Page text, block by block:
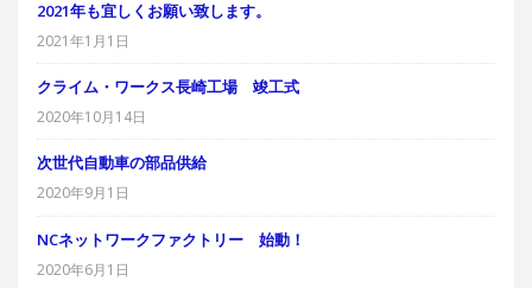
2021年も宜しくお願い致します。
2021年1月1日
クライム・ワークス長崎工場 竣工式
2020年10月14日
次世代自動車の部品供給
2020年9月1日
NCネットワークファクトリー 始動！
2020年6月1日